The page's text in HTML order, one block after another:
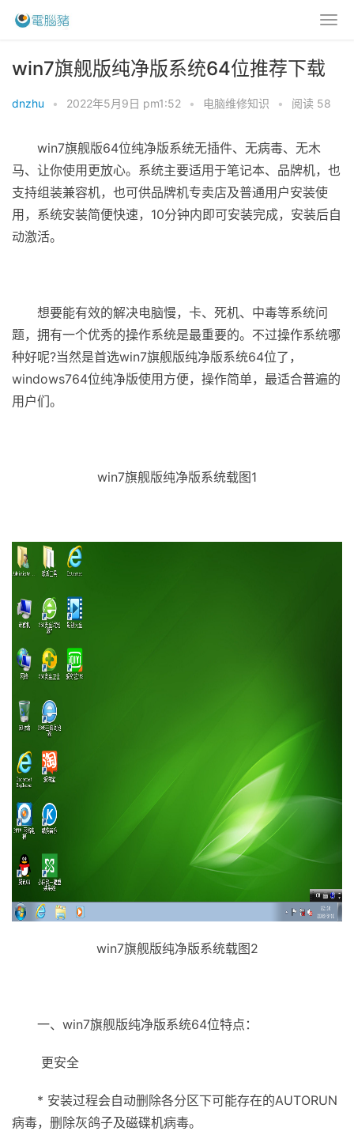
win7旗舰版纯净版系统64位推荐下载
dnzhu • 2022年5月9日 pm1:52 • 电脑维修知识 • 阅读 58
win7旗舰版64位纯净版系统无插件、无病毒、无木
马、让你使用更放心。系统主要适用于笔记本、品牌机，也
支持组装兼容机，也可供品牌机专卖店及普通用户安装使
用，系统安装简便快速，10分钟内即可安装完成，安装后自
动激活。
想要能有效的解决电脑慢，卡、死机、中毒等系统问
题，拥有一个优秀的操作系统是最重要的。不过操作系统哪
种好呢?当然是首选win7旗舰版纯净版系统64位了，
windows764位纯净版使用方便，操作简单，最适合普遍的
用户们。
win7旗舰版纯净版系统载图1
win7旗舰版纯净版系统载图2
一、win7旗舰版纯净版系统64位特点：
更安全
* 安装过程会自动删除各分区下可能存在的AUTORUN
病毒，删除灰鸽子及磁碟机病毒。